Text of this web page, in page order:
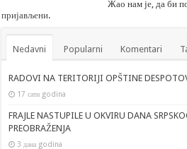
Жао нам је, да би
пријављени.
Nedavni Popularni Komentari
RADOVI NA TERITORIJI OPŠTINE
17 сати godina
FRAJLE NASTUPILE U OKVIRU DANA
PREOBRAŽENJA
3 дана godina